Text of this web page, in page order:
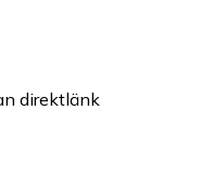
direktlänk